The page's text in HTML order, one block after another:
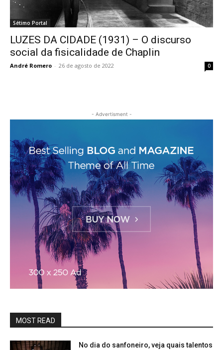
Sétimo Portal
LUZES DA CIDADE (1931) – O discurso
social da fisicalidade de Chaplin
André Romero - 26 de agosto de 2022 0
- Advertisment -
MOST READ
No dia do sanfoneiro, veja quais talentos